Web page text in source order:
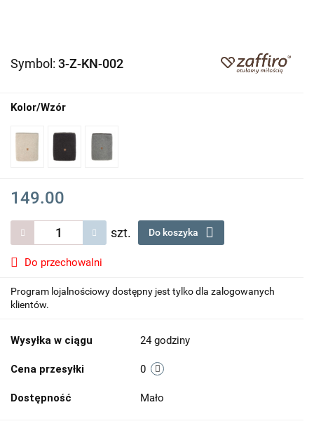
Symbol: 3-Z-KN-002
Kolor/Wzór
149.00
szt. Do koszyka
Do przechowalni
Program lojalnościowy dostępny jest tylko dla zalogowanych
klientów.
Wysyłka w ciągu 24 godziny
Cena przesyłki 0
Dostępność Mało